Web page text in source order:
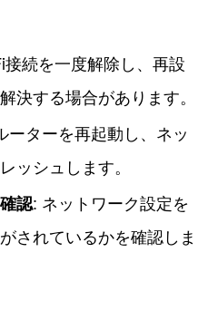
接続を一度解除し、再設
決する場合があります。
ーターを再起動し、ネッ
ッシュします。
認: ネットワーク設定を
されているかを確認しま